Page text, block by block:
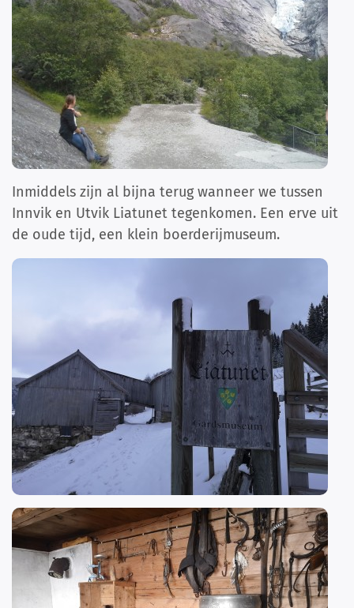
Inmiddels zijn al bijna terug wanneer we tussen
Innvik en Utvik Liatunet tegenkomen. Een erve uit
de oude tijd, een klein boerderijmuseum.